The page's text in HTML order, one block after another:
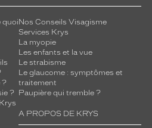
quoi
?
?
Nos Conseils Visagisme
Services Krys
La myopie
Les enfants et la vue
Le strabisme
Le glaucome : symptômes et
traitement
Paupière qui tremble ?
A PROPOS DE KRYS